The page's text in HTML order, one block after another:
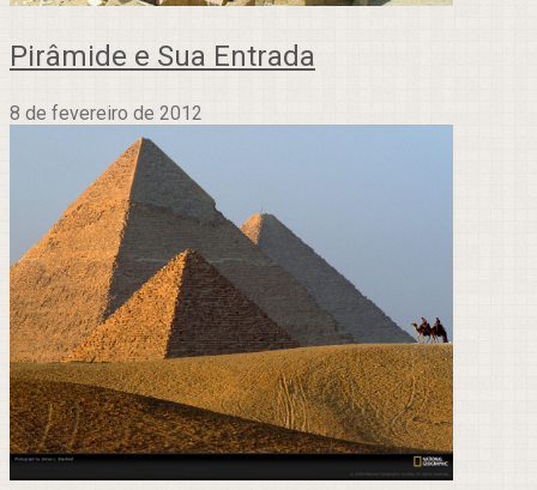
Pirâmide e Sua Entrada
8 de fevereiro de 2012